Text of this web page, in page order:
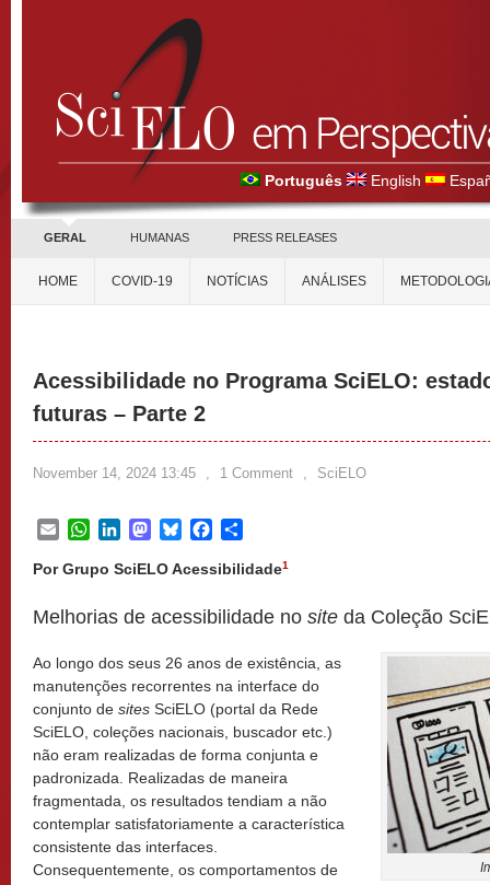
Português English
GERAL HUMANAS PRESS RELEASES
HOME COVID-19 NOTÍCIAS ANÁLISES
Acessibilidade no Programa SciELO:
futuras – Parte 2
November 14, 2024 13:45 , 1 Comment , SciELO
EmailWhatsApp
LinkedInMastodon
BlueskyFacebook
Por Grupo SciELO Acessibilidade1
Melhorias de acessibilidade no site da Coleção
Ao longo dos seus 26 anos de existência, as
manutenções recorrentes na interface do
conjunto de sites SciELO (portal da Rede
SciELO, coleções nacionais, buscador etc.)
não eram realizadas de forma conjunta e
padronizada. Realizadas de maneira
fragmentada, os resultados tendiam a não
contemplar satisfatoriamente a característica
consistente das interfaces.
Consequentemente, os comportamentos de